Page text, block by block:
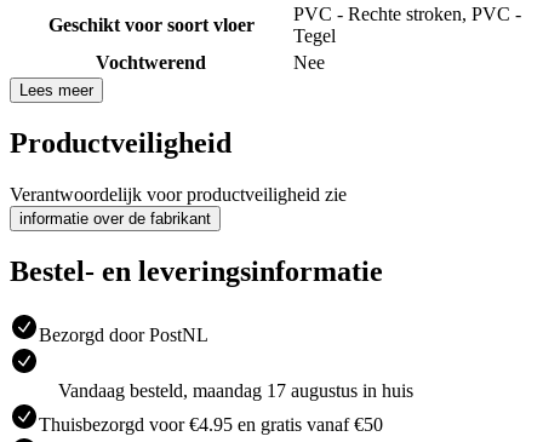
Geschikt voor soort vloer
PVC - Rechte stroken, PVC -
Tegel
Vochtwerend
Nee
Lees meer
Productveiligheid
Verantwoordelijk voor productveiligheid zie
informatie over de fabrikant
Bestel- en leveringsinformatie
Bezorgd door PostNL
Vandaag besteld, maandag 17 augustus in huis
Thuisbezorgd voor €4.95 en gratis vanaf €50